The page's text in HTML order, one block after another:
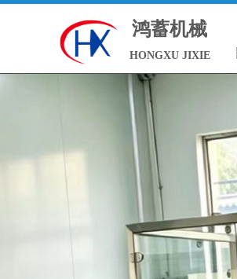
鸿蓄机械
HONGXU JIXIE